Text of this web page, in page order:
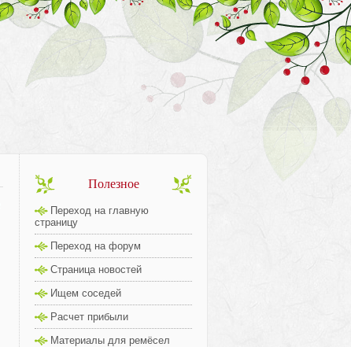
Полезное
Переход на главную
страницу
Переход на форум
Страница новостей
Ищем соседей
Расчет прибыли
Материалы для ремёсел